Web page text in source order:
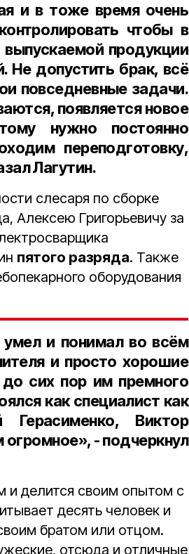
и в тоже время очень
чтобы в
продукции
Не допустить брак, всё
повседневные задачи.
появляется новое
нужно постоянно
переподготовку,
Лагутин.
слесаря по сборке
Алексею Григорьевичу за
пятого разряда. Также
оборудования
и понимал во всём
и просто хорошие
сих пор им премного
как специалист как
Виктор
- подчеркнул
и делится своим опытом с
десять человек и
братом или отцом.
отсюда и отличные